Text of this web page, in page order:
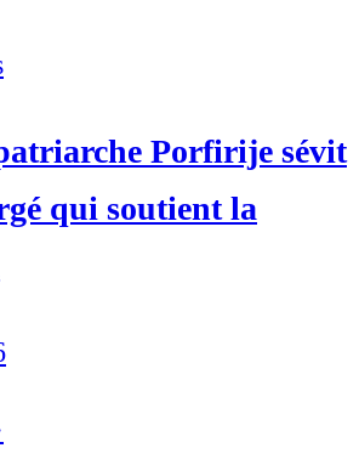
Porfirije sévit
qui soutient la